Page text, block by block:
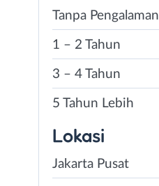
Tanpa Pengalaman
1 – 2 Tahun
3 – 4 Tahun
5 Tahun Lebih
Lokasi
Jakarta Pusat